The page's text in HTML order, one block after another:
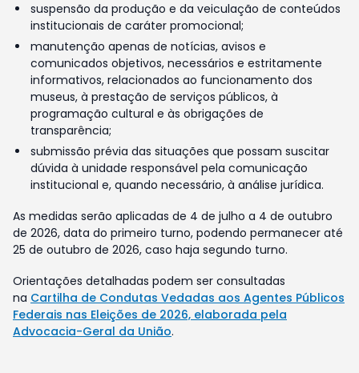
suspensão da produção e da veiculação de conteúdos
institucionais de caráter promocional;
manutenção apenas de notícias, avisos e
comunicados objetivos, necessários e estritamente
informativos, relacionados ao funcionamento dos
museus, à prestação de serviços públicos, à
programação cultural e às obrigações de
transparência;
submissão prévia das situações que possam suscitar
dúvida à unidade responsável pela comunicação
institucional e, quando necessário, à análise jurídica.
As medidas serão aplicadas de 4 de julho a 4 de outubro
de 2026, data do primeiro turno, podendo permanecer até
25 de outubro de 2026, caso haja segundo turno.
Orientações detalhadas podem ser consultadas
na Cartilha de Condutas Vedadas aos Agentes Públicos
Federais nas Eleições de 2026, elaborada pela
Advocacia-Geral da União.